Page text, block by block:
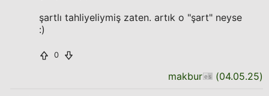
şartlı tahliyeliymiş zaten. artık o "şart" neyse
:)
0
makbur (04.05.25)